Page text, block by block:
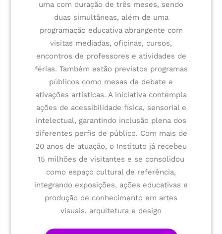
uma com duração de três meses, sendo
duas simultâneas, além de uma
programação educativa abrangente com
visitas mediadas, oficinas, cursos,
encontros de professores e atividades de
férias. Também estão previstos programas
públicos como mesas de debate e
ativações artísticas. A iniciativa contempla
ações de acessibilidade física, sensorial e
intelectual, garantindo inclusão plena dos
diferentes perfis de público. Com mais de
20 anos de atuação, o Instituto já recebeu
15 milhões de visitantes e se consolidou
como espaço cultural de referência,
integrando exposições, ações educativas e
produção de conhecimento em artes
visuais, arquitetura e design